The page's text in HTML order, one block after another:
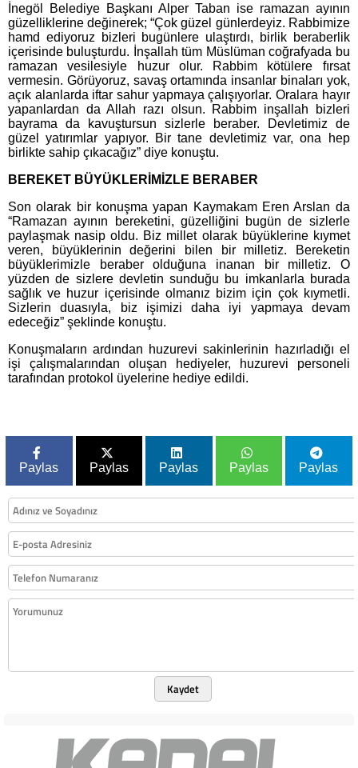
İnegöl Belediye Başkanı Alper Taban ise ramazan ayının
güzelliklerine değinerek; “Çok güzel günlerdeyiz. Rabbimize
hamd ediyoruz bizleri bugünlere ulaştırdı, birlik beraberlik
içerisinde buluşturdu. İnşallah tüm Müslüman coğrafyada bu
ramazan vesilesiyle huzur olur. Rabbim kötülere fırsat
vermesin. Görüyoruz, savaş ortamında insanlar binaları yok,
açık alanlarda iftar sahur yapmaya çalışıyorlar. Oralara hayır
yapanlardan da Allah razı olsun. Rabbim inşallah bizleri
bayrama da kavuştursun sizlerle beraber. Devletimiz de
güzel yatırımlar yapıyor. Bir tane devletimiz var, ona hep
birlikte sahip çıkacağız” diye konuştu.
BEREKET BÜYÜKLERİMİZLE BERABER
Son olarak bir konuşma yapan Kaymakam Eren Arslan da
“Ramazan ayının bereketini, güzelliğini bugün de sizlerle
paylaşmak nasip oldu. Biz millet olarak büyüklerine kıymet
veren, büyüklerinin değerini bilen bir milletiz. Bereketin
büyüklerimizle beraber olduğuna inanan bir milletiz. O
yüzden de sizlere devletin sunduğu bu imkanlarla burada
sağlık ve huzur içerisinde olmanız bizim için çok kıymetli.
Sizlerin duasıyla, biz işimizi daha iyi yapmaya devam
edeceğiz” şeklinde konuştu.
Konuşmaların ardından huzurevi sakinlerinin hazırladığı el
işi çalışmalarından oluşan hediyeler, huzurevi personeli
tarafından protokol üyelerine hediye edildi.
Paylas Paylas Paylas Paylas Paylas
Kaydet